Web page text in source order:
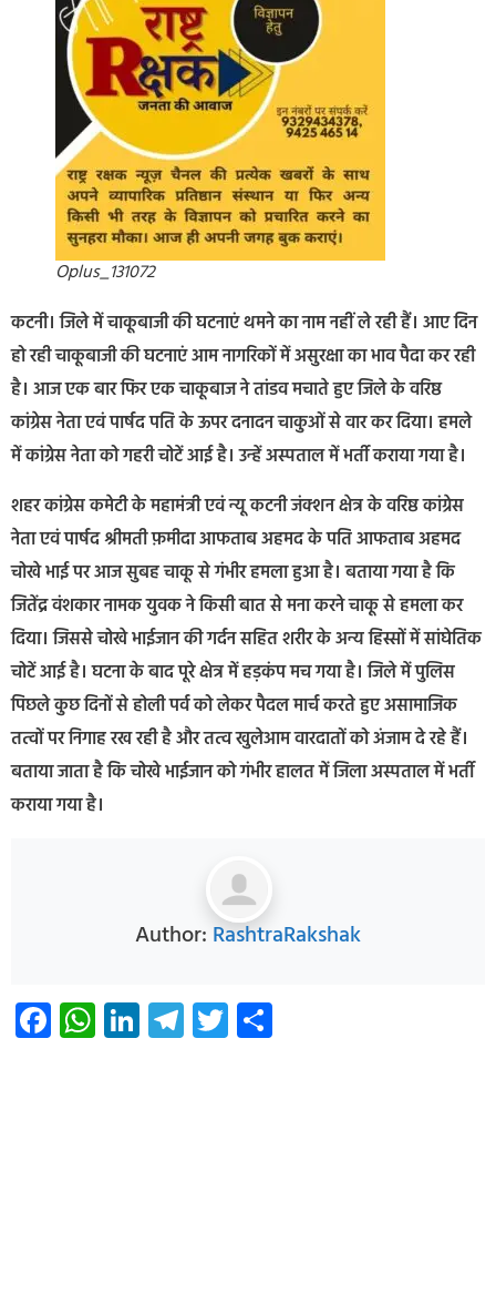
Oplus_131072
कटनी। जिले में चाकूबाजी की घटनाएं थमने का नाम नहीं ले रही हैं। आए दिन
हो रही चाकूबाजी की घटनाएं आम नागरिकों में असुरक्षा का भाव पैदा कर रही
है। आज एक बार फिर एक चाकूबाज ने तांडव मचाते हुए जिले के वरिष्ठ
कांग्रेस नेता एवं पार्षद पति के ऊपर दनादन चाकुओं से वार कर दिया। हमले
में कांग्रेस नेता को गहरी चोटें आई है। उन्हें अस्पताल में भर्ती कराया गया है।
शहर कांग्रेस कमेटी के महामंत्री एवं न्यू कटनी जंक्शन क्षेत्र के वरिष्ठ कांग्रेस
नेता एवं पार्षद श्रीमती फ़मीदा आफताब अहमद के पति आफताब अहमद
चोखे भाई पर आज सुबह चाकू से गंभीर हमला हुआ है। बताया गया है कि
जितेंद्र वंशकार नामक युवक ने किसी बात से मना करने चाकू से हमला कर
दिया। जिससे चोखे भाईजान की गर्दन सहित शरीर के अन्य हिस्सों में सांघेतिक
चोटें आई है। घटना के बाद पूरे क्षेत्र में हड़कंप मच गया है। जिले में पुलिस
पिछले कुछ दिनों से होली पर्व को लेकर पैदल मार्च करते हुए असामाजिक
तत्वों पर निगाह रख रही है और तत्व खुलेआम वारदातों को अंजाम दे रहे हैं।
बताया जाता है कि चोखे भाईजान को गंभीर हालत में जिला अस्पताल में भर्ती
कराया गया है।
Author: RashtraRakshak
Facebook
WhatsApp
LinkedIn
Telegram
Twitter